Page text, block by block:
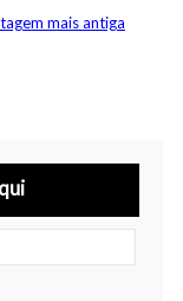
mais antiga